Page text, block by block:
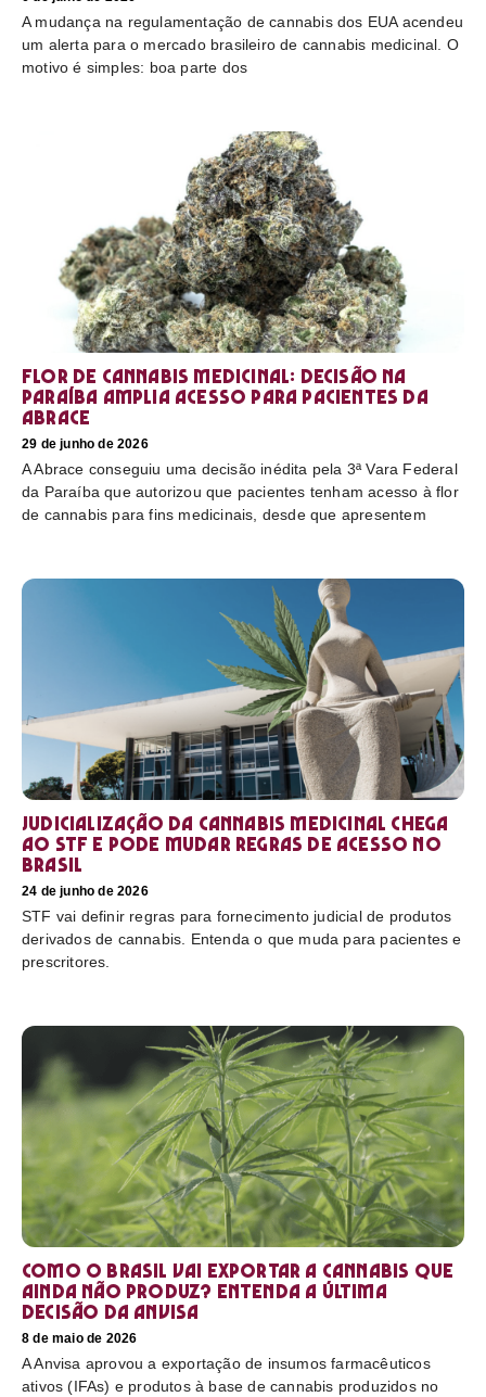
A mudança na regulamentação de cannabis dos EUA acendeu
um alerta para o mercado brasileiro de cannabis medicinal. O
motivo é simples: boa parte dos
Flor de cannabis medicinal: decisão na
Paraíba amplia acesso para pacientes da
Abrace
29 de junho de 2026
A Abrace conseguiu uma decisão inédita pela 3ª Vara Federal
da Paraíba que autorizou que pacientes tenham acesso à flor
de cannabis para fins medicinais, desde que apresentem
Judicialização da cannabis medicinal chega
ao STF e pode mudar regras de acesso no
Brasil
24 de junho de 2026
STF vai definir regras para fornecimento judicial de produtos
derivados de cannabis. Entenda o que muda para pacientes e
prescritores.
Como o Brasil vai exportar a cannabis que
ainda não produz? Entenda a última
decisão da Anvisa
8 de maio de 2026
A Anvisa aprovou a exportação de insumos farmacêuticos
ativos (IFAs) e produtos à base de cannabis produzidos no